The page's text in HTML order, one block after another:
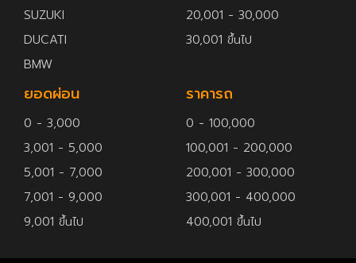
SUZUKI
DUCATI
BMW
20,001 - 30,000
30,001 ขึ้นไป
ยอดผ่อน
0 - 3,000
3,001 - 5,000
5,001 - 7,000
7,001 - 9,000
9,001 ขึ้นไป
ราคารถ
0 - 100,000
100,001 - 200,000
200,001 - 300,000
300,001 - 400,000
400,001 ขึ้นไป